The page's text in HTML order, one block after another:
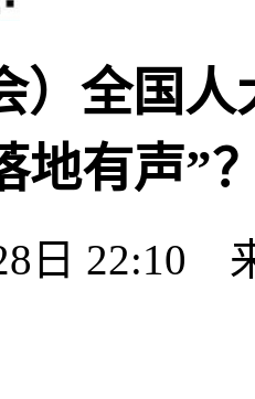
）全国
地有声”
日 22:10